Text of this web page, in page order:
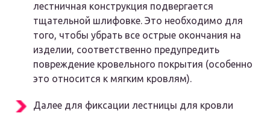
лестничная конструкция подвергается
тщательной шлифовке. Это необходимо для
того, чтобы убрать все острые окончания на
изделии, соответственно предупредить
повреждение кровельного покрытия (особенно
это относится к мягким кровлям).
Далее для фиксации лестницы для кровли